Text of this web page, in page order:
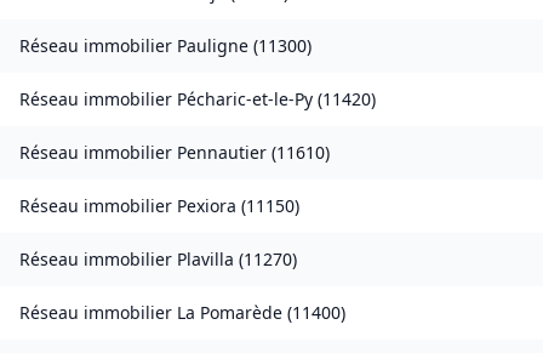
Réseau immobilier Pauligne (11300)
Réseau immobilier Pécharic-et-le-Py (11420)
Réseau immobilier Pennautier (11610)
Réseau immobilier Pexiora (11150)
Réseau immobilier Plavilla (11270)
Réseau immobilier La Pomarède (11400)